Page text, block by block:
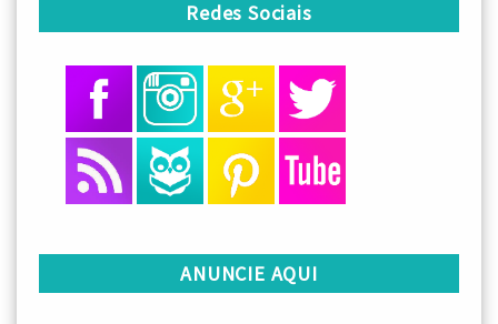
Redes Sociais
ANUNCIE AQUI